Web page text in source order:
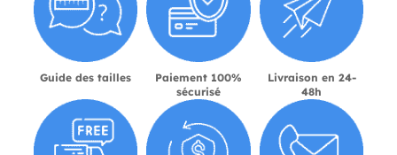
Guide des tailles
Paiement 100%
sécurisé
Livraison en 24-
48h